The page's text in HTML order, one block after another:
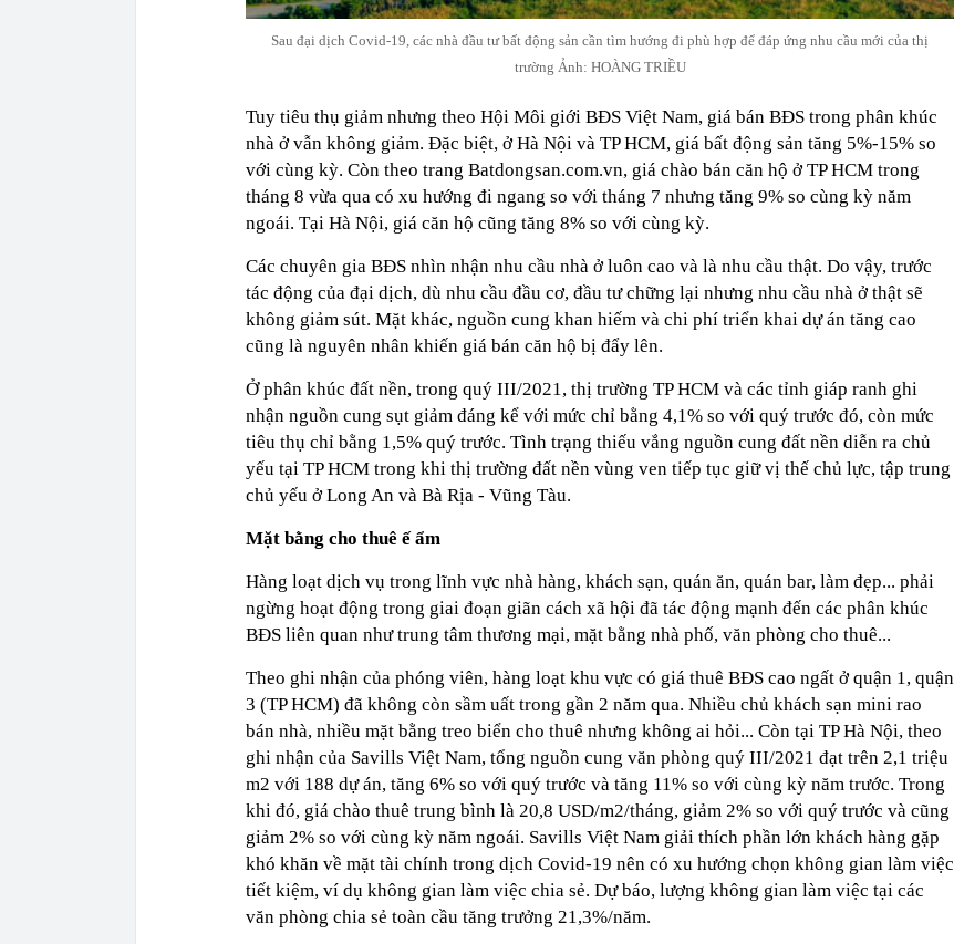
Sau đại dịch Covid-19, các nhà đầu tư bất động sản cần tìm hướng đi phù hợp để đáp ứng nhu cầu mới của thị
trường Ảnh: HOÀNG TRIỀU
Tuy tiêu thụ giảm nhưng theo Hội Môi giới BĐS Việt Nam, giá bán BĐS trong phân khúc
nhà ở vẫn không giảm. Đặc biệt, ở Hà Nội và TP HCM, giá bất động sản tăng 5%-15% so
với cùng kỳ. Còn theo trang Batdongsan.com.vn, giá chào bán căn hộ ở TP HCM trong
tháng 8 vừa qua có xu hướng đi ngang so với tháng 7 nhưng tăng 9% so cùng kỳ năm
ngoái. Tại Hà Nội, giá căn hộ cũng tăng 8% so với cùng kỳ.
Các chuyên gia BĐS nhìn nhận nhu cầu nhà ở luôn cao và là nhu cầu thật. Do vậy, trước
tác động của đại dịch, dù nhu cầu đầu cơ, đầu tư chững lại nhưng nhu cầu nhà ở thật sẽ
không giảm sút. Mặt khác, nguồn cung khan hiếm và chi phí triển khai dự án tăng cao
cũng là nguyên nhân khiến giá bán căn hộ bị đẩy lên.
Ở phân khúc đất nền, trong quý III/2021, thị trường TP HCM và các tỉnh giáp ranh ghi
nhận nguồn cung sụt giảm đáng kể với mức chỉ bằng 4,1% so với quý trước đó, còn mức
tiêu thụ chỉ bằng 1,5% quý trước. Tình trạng thiếu vắng nguồn cung đất nền diễn ra chủ
yếu tại TP HCM trong khi thị trường đất nền vùng ven tiếp tục giữ vị thế chủ lực, tập trung
chủ yếu ở Long An và Bà Rịa - Vũng Tàu.
Mặt bằng cho thuê ế ẩm
Hàng loạt dịch vụ trong lĩnh vực nhà hàng, khách sạn, quán ăn, quán bar, làm đẹp... phải
ngừng hoạt động trong giai đoạn giãn cách xã hội đã tác động mạnh đến các phân khúc
BĐS liên quan như trung tâm thương mại, mặt bằng nhà phố, văn phòng cho thuê...
Theo ghi nhận của phóng viên, hàng loạt khu vực có giá thuê BĐS cao ngất ở quận 1, quận
3 (TP HCM) đã không còn sầm uất trong gần 2 năm qua. Nhiều chủ khách sạn mini rao
bán nhà, nhiều mặt bằng treo biển cho thuê nhưng không ai hỏi... Còn tại TP Hà Nội, theo
ghi nhận của Savills Việt Nam, tổng nguồn cung văn phòng quý III/2021 đạt trên 2,1 triệu
m2 với 188 dự án, tăng 6% so với quý trước và tăng 11% so với cùng kỳ năm trước. Trong
khi đó, giá chào thuê trung bình là 20,8 USD/m2/tháng, giảm 2% so với quý trước và cũng
giảm 2% so với cùng kỳ năm ngoái. Savills Việt Nam giải thích phần lớn khách hàng gặp
khó khăn về mặt tài chính trong dịch Covid-19 nên có xu hướng chọn không gian làm việc
tiết kiệm, ví dụ không gian làm việc chia sẻ. Dự báo, lượng không gian làm việc tại các
văn phòng chia sẻ toàn cầu tăng trưởng 21,3%/năm.